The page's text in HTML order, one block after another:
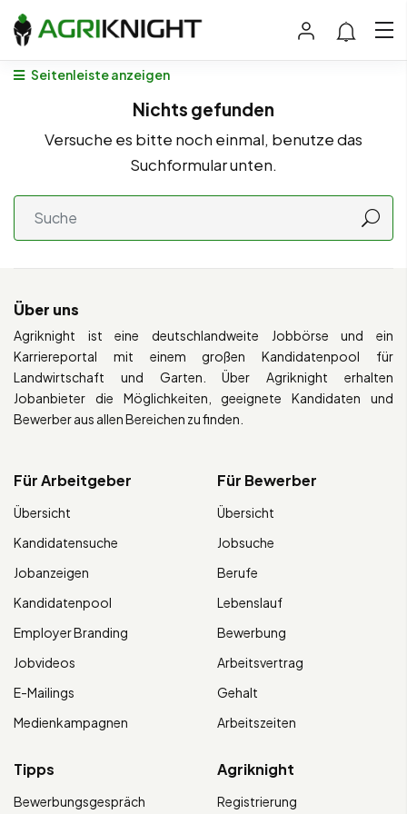
Seitenleiste anzeigen
Nichts gefunden
Versuche es bitte noch einmal, benutze das
Suchformular unten.
Über uns
Agriknight ist eine deutschlandweite Jobbörse und ein
Karriereportal mit einem großen Kandidatenpool für
Landwirtschaft und Garten. Über Agriknight erhalten
Jobanbieter die Möglichkeiten, geeignete Kandidaten und
Bewerber aus allen Bereichen zu finden.
Für Arbeitgeber
Übersicht
Kandidatensuche
Jobanzeigen
Kandidatenpool
Employer Branding
Jobvideos
E-Mailings
Medienkampagnen
Für Bewerber
Übersicht
Jobsuche
Berufe
Lebenslauf
Bewerbung
Arbeitsvertrag
Gehalt
Arbeitszeiten
Tipps
Bewerbungsgespräch
Agriknight
Registrierung